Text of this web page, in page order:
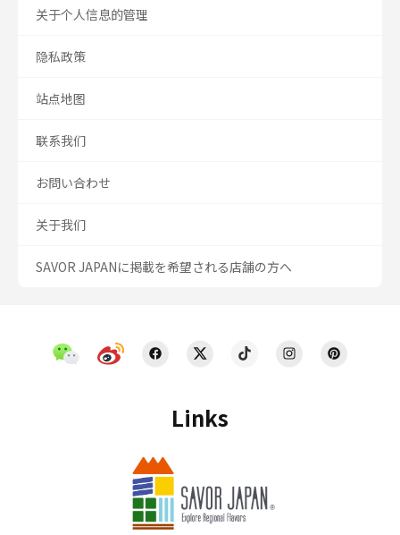
Links
关于个人信息的管理
隐私政策
站点地图
联系我们
お問い合わせ
关于我们
SAVOR JAPANに掲載を希望される店舗の方へ